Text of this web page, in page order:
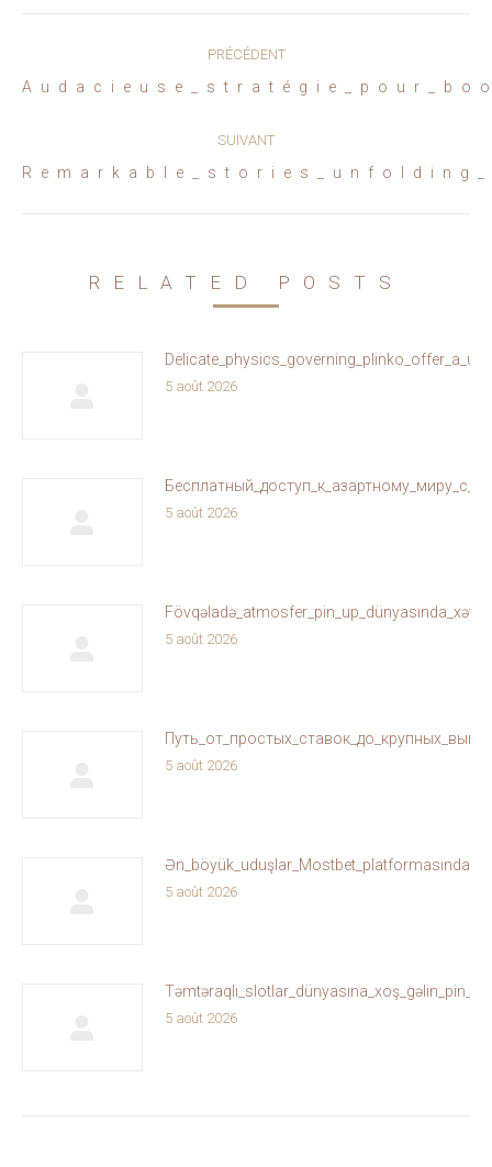
PRÉCÉDENT
Article
:
SUIVANT
Article
RELATED POSTS
5 août 2026
5 août 2026
5 août 2026
5 août 2026
5 août 2026
5 août 2026